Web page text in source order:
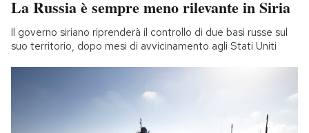
La Russia è sempre meno rilevante in Siria
Il governo siriano riprenderà il controllo di due basi russe sul
suo territorio, dopo mesi di avvicinamento agli Stati Uniti